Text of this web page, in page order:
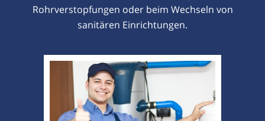
Rohrverstopfungen oder beim Wechseln von
sanitären Einrichtungen.